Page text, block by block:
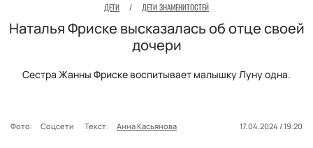
ДЕТИ / ДЕТИ ЗНАМЕНИТОСТЕЙ
Наталья Фриске высказалась об отце своей
дочери
Cестра Жанны Фриске воспитывает малышку Луну одна.
Фото: Соцсети Текст: Анна Касьянова 17.04.2024 / 19:20